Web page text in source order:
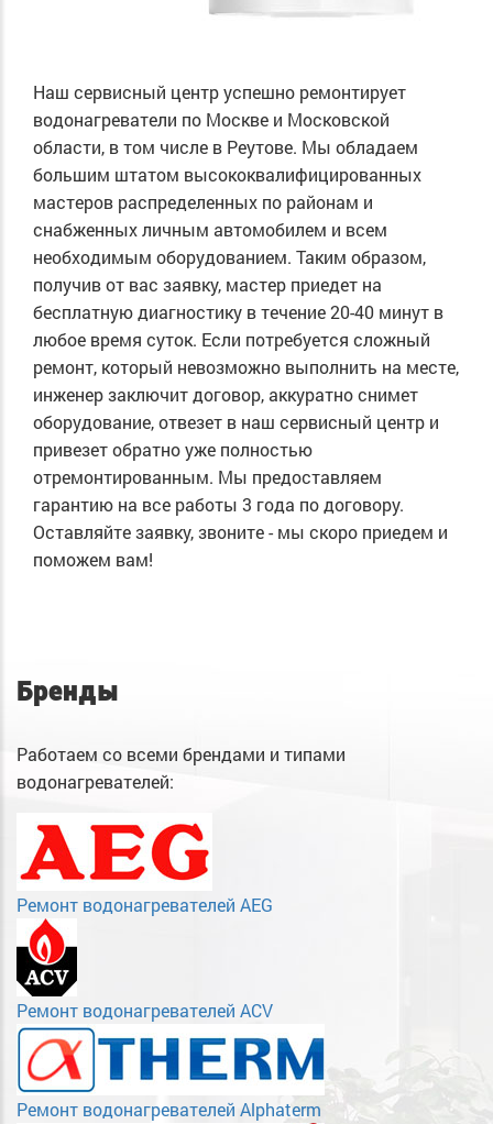
Наш сервисный центр успешно ремонтирует
водонагреватели по Москве и Московской
области, в том числе в Реутове. Мы обладаем
большим штатом высококвалифицированных
мастеров распределенных по районам и
снабженных личным автомобилем и всем
необходимым оборудованием. Таким образом,
получив от вас заявку, мастер приедет на
бесплатную диагностику в течение 20-40 минут в
любое время суток. Если потребуется сложный
ремонт, который невозможно выполнить на месте,
инженер заключит договор, аккуратно снимет
оборудование, отвезет в наш сервисный центр и
привезет обратно уже полностью
отремонтированным. Мы предоставляем
гарантию на все работы 3 года по договору.
Оставляйте заявку, звоните - мы скоро приедем и
поможем вам!
Бренды
Работаем со всеми брендами и типами
водонагревателей:
Ремонт водонагревателей AEG
Ремонт водонагревателей ACV
Ремонт водонагревателей Alphaterm